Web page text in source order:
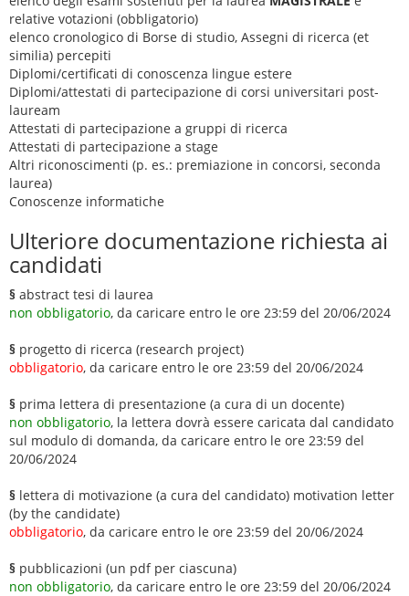
relative votazioni (obbligatorio)
elenco cronologico di Borse di studio, Assegni di ricerca (et
similia) percepiti
Diplomi/certificati di conoscenza lingue estere
Diplomi/attestati di partecipazione di corsi universitari post-
lauream
Attestati di partecipazione a gruppi di ricerca
Attestati di partecipazione a stage
Altri riconoscimenti (p. es.: premiazione in concorsi, seconda
laurea)
Conoscenze informatiche
Ulteriore documentazione richiesta ai
candidati
§ abstract tesi di laurea
non obbligatorio, da caricare entro le ore 23:59 del 20/06/2024
§ progetto di ricerca (research project)
obbligatorio, da caricare entro le ore 23:59 del 20/06/2024
§ prima lettera di presentazione (a cura di un docente)
non obbligatorio, la lettera dovrà essere caricata dal candidato
sul modulo di domanda, da caricare entro le ore 23:59 del
20/06/2024
§ lettera di motivazione (a cura del candidato) motivation letter
(by the candidate)
obbligatorio, da caricare entro le ore 23:59 del 20/06/2024
§ pubblicazioni (un pdf per ciascuna)
non obbligatorio, da caricare entro le ore 23:59 del 20/06/2024